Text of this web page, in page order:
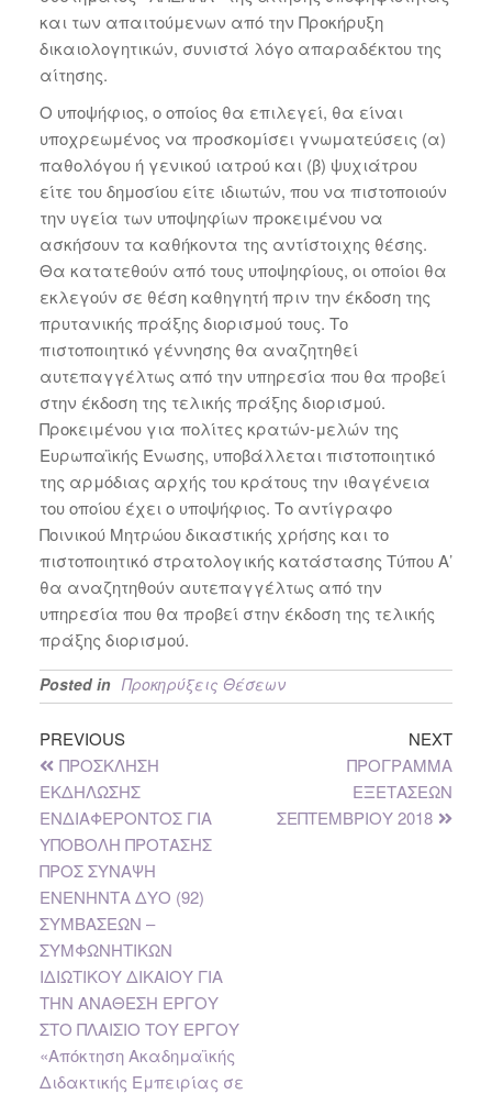
και των απαιτούμενων από την Προκήρυξη
δικαιολογητικών, συνιστά λόγο απαραδέκτου της
αίτησης.
Ο υποψήφιος, ο οποίος θα επιλεγεί, θα είναι
υποχρεωμένος να προσκομίσει γνωματεύσεις (α)
παθολόγου ή γενικού ιατρού και (β) ψυχιάτρου
είτε του δημοσίου είτε ιδιωτών, που να πιστοποιούν
την υγεία των υποψηφίων προκειμένου να
ασκήσουν τα καθήκοντα της αντίστοιχης θέσης.
Θα κατατεθούν από τους υποψηφίους, οι οποίοι θα
εκλεγούν σε θέση καθηγητή πριν την έκδοση της
πρυτανικής πράξης διορισμού τους. Το
πιστοποιητικό γέννησης θα αναζητηθεί
αυτεπαγγέλτως από την υπηρεσία που θα προβεί
στην έκδοση της τελικής πράξης διορισμού.
Προκειμένου για πολίτες κρατών-μελών της
Ευρωπαϊκής Ένωσης, υποβάλλεται πιστοποιητικό
της αρμόδιας αρχής του κράτους την ιθαγένεια
του οποίου έχει ο υποψήφιος. Το αντίγραφο
Ποινικού Μητρώου δικαστικής χρήσης και το
πιστοποιητικό στρατολογικής κατάστασης Τύπου Α’
θα αναζητηθούν αυτεπαγγέλτως από την
υπηρεσία που θα προβεί στην έκδοση της τελικής
πράξης διορισμού.
Posted in Προκηρύξεις Θέσεων
PREVIOUS
ΠΡΟΣΚΛΗΣΗ
ΕΚΔΗΛΩΣΗΣ
ΕΝΔΙΑΦΕΡΟΝΤΟΣ ΓΙΑ
ΥΠΟΒΟΛΗ ΠΡΟΤΑΣΗΣ
ΠΡΟΣ ΣΥΝΑΨΗ
ΕΝΕΝΗΝΤΑ ΔΥΟ (92)
ΣΥΜΒΑΣΕΩΝ –
ΣΥΜΦΩΝΗΤΙΚΩΝ
ΙΔΙΩΤΙΚΟΥ ΔΙΚΑΙΟΥ ΓΙΑ
ΤΗΝ ΑΝΑΘΕΣΗ ΕΡΓΟΥ
ΣΤΟ ΠΛΑΙΣΙΟ ΤΟΥ ΕΡΓΟΥ
«Απόκτηση Ακαδημαϊκής
Διδακτικής Εμπειρίας σε
NEXT
ΠΡΟΓΡΑΜΜΑ
ΕΞΕΤΑΣΕΩΝ
ΣΕΠΤΕΜΒΡΙΟΥ 2018